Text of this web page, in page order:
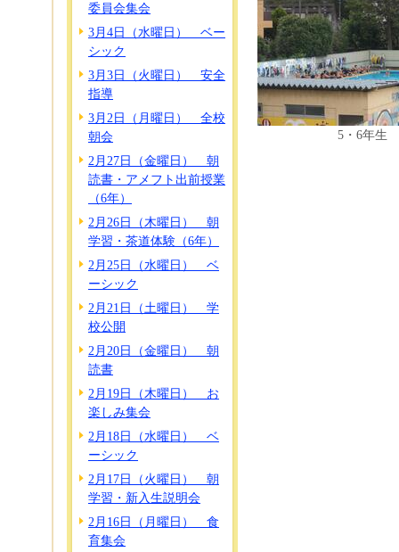
委員会集会
3月4日（水曜日） ベー
シック
3月3日（火曜日） 安全
指導
3月2日（月曜日） 全校
朝会
2月27日（金曜日） 朝
読書・アメフト出前授業
（6年）
2月26日（木曜日） 朝
学習・茶道体験（6年）
2月25日（水曜日） ベ
ーシック
2月21日（土曜日） 学
校公開
2月20日（金曜日） 朝
読書
2月19日（木曜日） お
楽しみ集会
2月18日（水曜日） ベ
ーシック
2月17日（火曜日） 朝
学習・新入生説明会
2月16日（月曜日） 食
育集会
5・6年